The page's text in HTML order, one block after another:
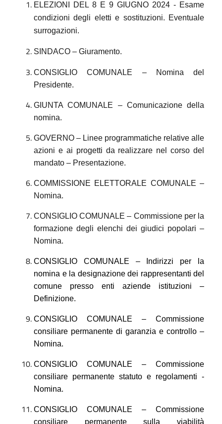
ELEZIONI DEL 8 E 9 GIUGNO 2024 - Esame
condizioni degli eletti e sostituzioni. Eventuale
surrogazioni.
SINDACO – Giuramento.
CONSIGLIO COMUNALE – Nomina del
Presidente.
GIUNTA COMUNALE – Comunicazione della
nomina.
GOVERNO – Linee programmatiche relative alle
azioni e ai progetti da realizzare nel corso del
mandato – Presentazione.
COMMISSIONE ELETTORALE COMUNALE –
Nomina.
CONSIGLIO COMUNALE – Commissione per la
formazione degli elenchi dei giudici popolari –
Nomina.
CONSIGLIO COMUNALE – Indirizzi per la
nomina e la designazione dei rappresentanti del
comune presso enti aziende istituzioni –
Definizione.
CONSIGLIO COMUNALE – Commissione
consiliare permanente di garanzia e controllo –
Nomina.
CONSIGLIO COMUNALE – Commissione
consiliare permanente statuto e regolamenti -
Nomina.
CONSIGLIO COMUNALE – Commissione
consiliare permanente sulla viabilità